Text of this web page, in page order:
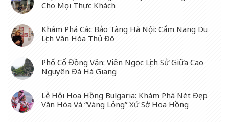
Cho Mọi Thực Khách
Khám Phá Các Bảo Tàng Hà Nội: Cẩm Nang Du
Lịch Văn Hóa Thủ Đô
Phố Cổ Đồng Văn: Viên Ngọc Lịch Sử Giữa Cao
Nguyên Đá Hà Giang
Lễ Hội Hoa Hồng Bulgaria: Khám Phá Nét Đẹp
Văn Hóa Và “Vàng Lỏng” Xứ Sở Hoa Hồng